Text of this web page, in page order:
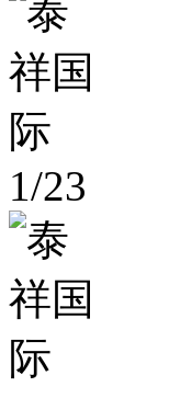
1/23